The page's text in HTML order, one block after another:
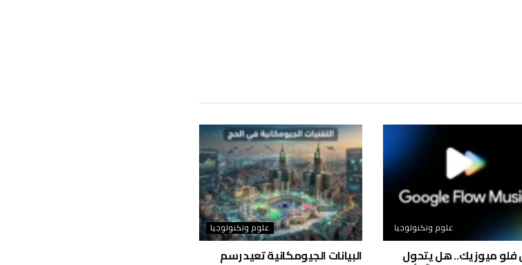
علوم وتكنولوجيا
فلو ميوزيك.. هل يتحول
علوم وتكنولوجيا
البيانات الجيومكانية تعيد رسم